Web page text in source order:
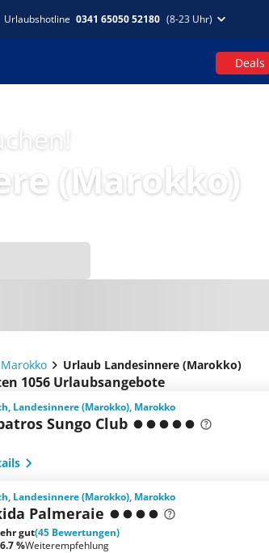
Urlaubshotline 0341 65050 52180 (8-23 Uhr)
Deals
(Marokko)
Urlaub Landesinnere (Marokko)
1056 Urlaubsangebote
Landesinnere (Marokko), Marokko
Sungo Club
Landesinnere (Marokko), Marokko
Palmeraie
gut(45 Bewertungen)
%Weiterempfehlung